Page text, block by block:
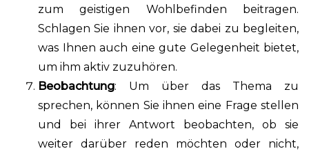
zum geistigen Wohlbefinden beitragen.
Schlagen Sie ihnen vor, sie dabei zu begleiten,
was Ihnen auch eine gute Gelegenheit bietet,
um ihm aktiv zuzuhören.
Beobachtung: Um über das Thema zu
sprechen, können Sie ihnen eine Frage stellen
und bei ihrer Antwort beobachten, ob sie
weiter darüber reden möchten oder nicht,